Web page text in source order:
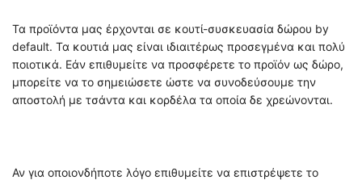
Τα προϊόντα μας έρχονται σε κουτί-συσκευασία δώρου by
default. Τα κουτιά μας είναι ιδιαιτέρως προσεγμένα και πολύ
ποιοτικά. Εάν επιθυμείτε να προσφέρετε το προϊόν ως δώρο,
μπορείτε να το σημειώσετε ώστε να συνοδεύσουμε την
αποστολή με τσάντα και κορδέλα τα οποία δε χρεώνονται.
Αν για οποιονδήποτε λόγο επιθυμείτε να επιστρέψετε το